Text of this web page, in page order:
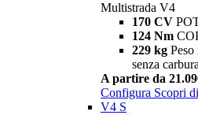
Multistrada V4
170 CV
124 Nm
229 kg
senza
A partire da
Configura Scopri
V4 S